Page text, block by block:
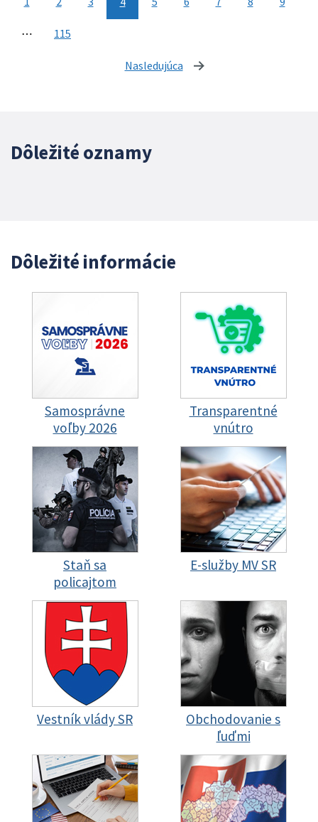
⋯ 115
Nasledujúca stránka
Dôležité oznamy
Dôležité informácie
Samosprávne
voľby 2026
Transparentné
vnútro
Staň sa
policajtom
E-služby MV SR
Vestník vlády SR
Obchodovanie s
ľuďmi